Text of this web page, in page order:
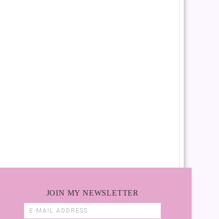
JOIN MY NEWSLETTER